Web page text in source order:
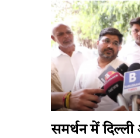
समर्थन में